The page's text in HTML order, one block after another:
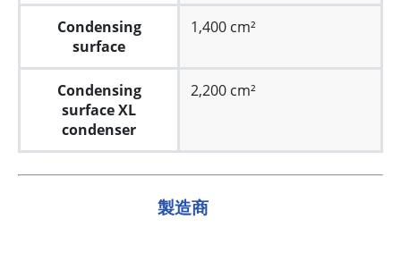
Condensing
surface
1,400 cm²
Condensing
surface XL
condenser
2,200 cm²
製造商